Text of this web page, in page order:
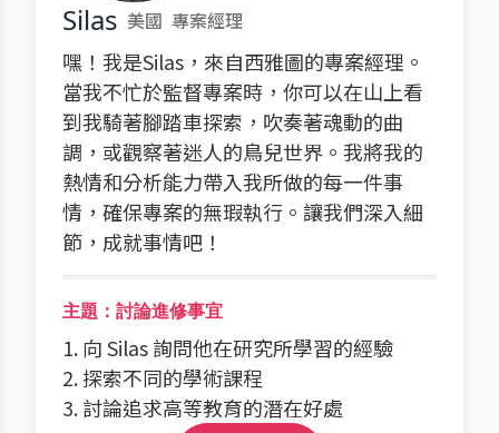
Silas 美國 專案經理
嘿！我是Silas，來自西雅圖的專案經理。
當我不忙於監督專案時，你可以在山上看
到我騎著腳踏車探索，吹奏著魂動的曲
調，或觀察著迷人的鳥兒世界。我將我的
熱情和分析能力帶入我所做的每一件事
情，確保專案的無瑕執行。讓我們深入細
節，成就事情吧！
主題：討論進修事宜
1. 向 Silas 詢問他在研究所學習的經驗
2. 探索不同的學術課程
3. 討論追求高等教育的潛在好處